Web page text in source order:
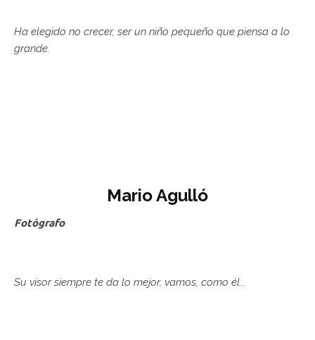
Ha elegido no crecer, ser un niño pequeño que piensa a lo
grande.
Mario Agulló
Fotógrafo
Su visor siempre te da lo mejor, vamos, como él...